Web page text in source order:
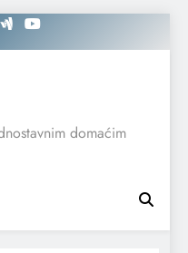
domaćim